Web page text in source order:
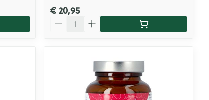
€ 20,95